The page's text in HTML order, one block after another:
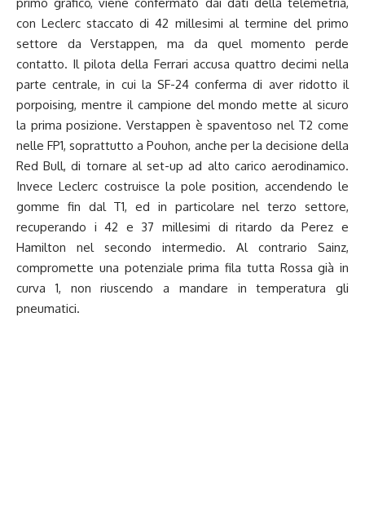
con Leclerc staccato di 42 millesimi al termine del primo
settore da Verstappen, ma da quel momento perde
contatto. Il pilota della Ferrari accusa quattro decimi nella
parte centrale, in cui la SF-24 conferma di aver ridotto il
porpoising, mentre il campione del mondo mette al sicuro
la prima posizione. Verstappen è spaventoso nel T2 come
nelle FP1, soprattutto a Pouhon, anche per la decisione della
Red Bull, di tornare al set-up ad alto carico aerodinamico.
Invece Leclerc costruisce la pole position, accendendo le
gomme fin dal T1, ed in particolare nel terzo settore,
recuperando i 42 e 37 millesimi di ritardo da Perez e
Hamilton nel secondo intermedio. Al contrario Sainz,
compromette una potenziale prima fila tutta Rossa già in
curva 1, non riuscendo a mandare in temperatura gli
pneumatici.